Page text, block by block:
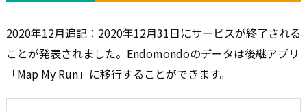
2020年12月追記：2020年12月31日にサービスが終了される
ことが発表されました。Endomondoのデータは後継アプリ
「Map My Run」に移行することができます。